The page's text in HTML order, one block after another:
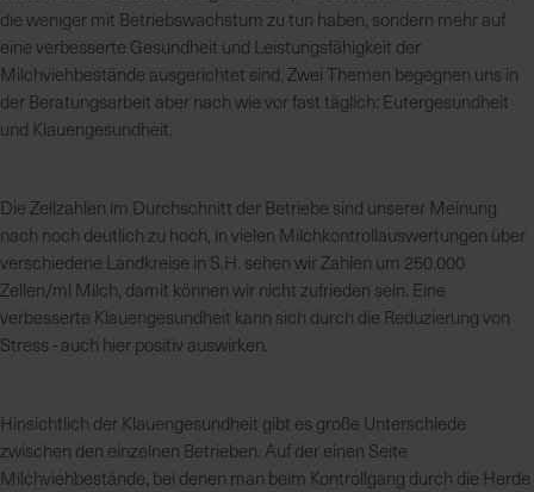
die weniger mit Betriebswachstum zu tun haben, sondern mehr auf
eine verbesserte Gesundheit und Leistungsfähigkeit der
Milchviehbestände ausgerichtet sind. Zwei Themen begegnen uns in
der Beratungsarbeit aber nach wie vor fast täglich: Eutergesundheit
und Klauengesundheit.
Die Zellzahlen im Durchschnitt der Betriebe sind unserer Meinung
nach noch deutlich zu hoch, in vielen Milchkontrollauswertungen über
verschiedene Landkreise in S.H. sehen wir Zahlen um 250.000
Zellen/ml Milch, damit können wir nicht zufrieden sein. Eine
verbesserte Klauengesundheit kann sich durch die Reduzierung von
Stress - auch hier positiv auswirken.
Hinsichtlich der Klauengesundheit gibt es große Unterschiede
zwischen den einzelnen Betrieben. Auf der einen Seite
Milchviehbestände, bei denen man beim Kontrollgang durch die Herde